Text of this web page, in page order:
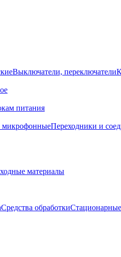
Выключатели, переключатели
питания
микрофонныеПереходники и
материалы
Средства обработки